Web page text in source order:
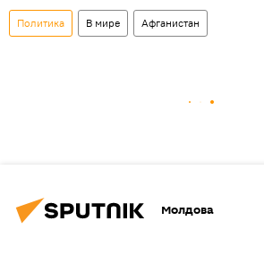
Политика В мире Афганистан
Молдова